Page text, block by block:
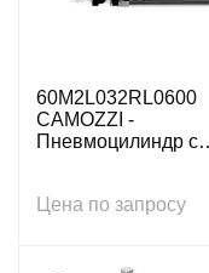
60M2L032RL0600
CAMOZZI -
Пневмоцилиндр с
Цена по запросу